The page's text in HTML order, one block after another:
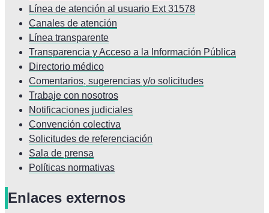
Línea de atención al usuario Ext 31578
Canales de atención
Línea transparente
Transparencia y Acceso a la Información Pública
Directorio médico
Comentarios, sugerencias y/o solicitudes
Trabaje con nosotros
Notificaciones judiciales
Convención colectiva
Solicitudes de referenciación
Sala de prensa
Políticas normativas
Enlaces externos